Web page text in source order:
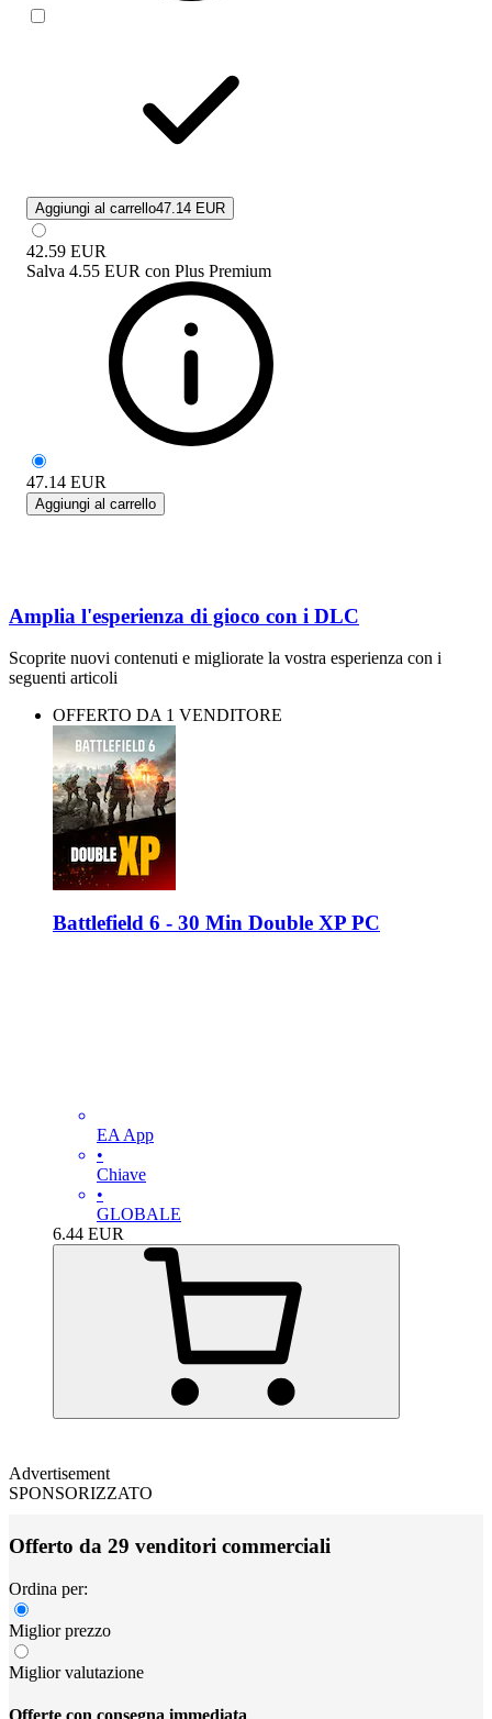
Aggiungi al carrello47.14 EUR
42.59 EUR
Salva 4.55 EUR con Plus Premium
47.14 EUR
Aggiungi al carrello
Amplia l'esperienza di gioco con i DLC
Scoprite nuovi contenuti e migliorate la vostra esperienza con i
seguenti articoli
OFFERTO DA 1 VENDITORE
Battlefield 6 - 30 Min Double XP PC
EA App
•
Chiave
•
GLOBALE
6.44 EUR
Advertisement
SPONSORIZZATO
Offerto da 29 venditori commerciali
Ordina per:
Miglior prezzo
Miglior valutazione